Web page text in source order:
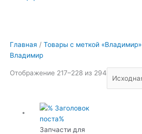
Главная / Товары с меткой «Владимир»
Владимир
Отображение 217–228 из 294
Запчасти для